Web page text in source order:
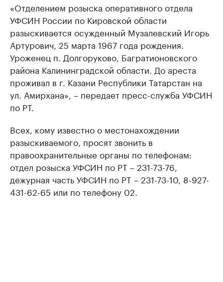
«Отделением розыска оперативного отдела
УФСИН России по Кировской области
разыскивается осужденный Музалевский Игорь
Артурович, 25 марта 1967 года рождения.
Уроженец п. Долгоруково, Багратионовского
района Калининградской области. До ареста
проживал в г. Казани Республики Татарстан на
ул. Амирхана», – передает пресс-служба УФСИН
по РТ.
Всех, кому известно о местонахождении
разыскиваемого, просят звонить в
правоохранительные органы по телефонам:
отдел розыска УФСИН по РТ – 231-73-76,
дежурная часть УФСИН по РТ – 231-73-10, 8-927-
431-62-65 или по телефону 02.